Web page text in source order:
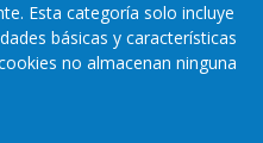
Esta categoría solo incluye
básicas y características
no almacenan ninguna